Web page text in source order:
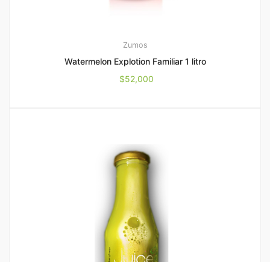
Zumos
Watermelon Explotion Familiar 1 litro
$52,000